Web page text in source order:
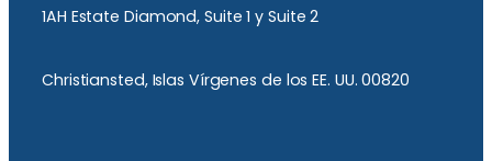
1AH Estate Diamond, Suite 1 y Suite 2
Christiansted, Islas Vírgenes de los EE. UU. 00820